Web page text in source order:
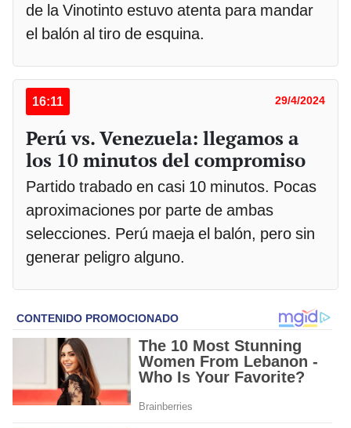
de la Vinotinto estuvo atenta para mandar
el balón al tiro de esquina.
16:11 29/4/2024
Perú vs. Venezuela: llegamos a
los 10 minutos del compromiso
Partido trabado en casi 10 minutos. Pocas
aproximaciones por parte de ambas
selecciones. Perú maeja el balón, pero sin
generar peligro alguno.